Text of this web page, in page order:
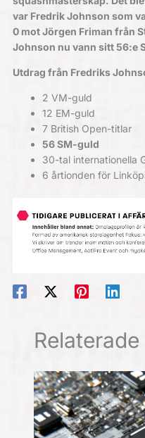
var Fredrik Johnson som
0 mot Jörgen Friman från
Johnson nu vann sitt 56:e
Utdrag från Fredriks
2 VM-guld
12 EM-guld
7 British Open-titlar
56 SM-guld
30-tal internationella
6 årtionden för